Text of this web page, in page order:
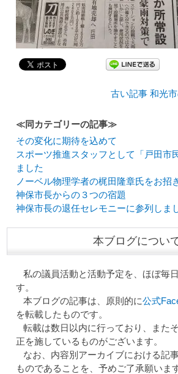
古い記事 和光
≪同カテゴリーの記事≫
その変化に期待を込めて
スポーツ推進スタッフとして「戸田市
ました
ノーベル物理学者の梶田隆章氏をお招
神保市長からの３つの宿題
神保市長の退任セレモニーに参列しま
本ブログについ
私の議員活動と活動予定を、ほぼ毎
す。
本ブログの記事は、原則的に公式
を転載したものです。
転載は数日以内に行っており、また
正を施しているものがございます。
なお、内容別アーカイブにおける記
ものであることを、予めご了承願いま